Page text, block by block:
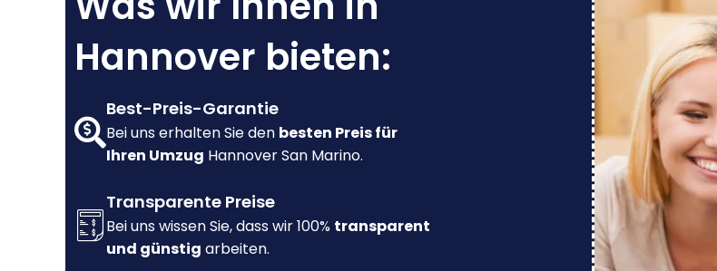
Hannover bieten:
Best-Preis-Garantie
Bei uns erhalten Sie den besten Preis für
Ihren Umzug Hannover San Marino.
Transparente Preise
Bei uns wissen Sie, dass wir 100% transparent
und günstig arbeiten.